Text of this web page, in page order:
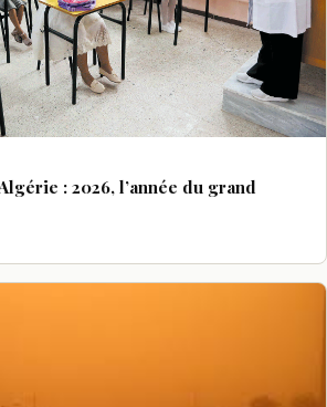
: 2026, l’année du grand